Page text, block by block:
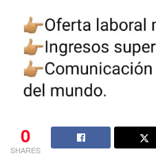
0
SHARES